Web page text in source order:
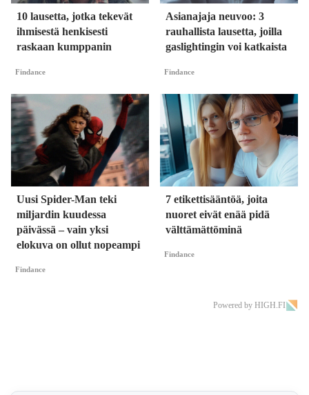
10 lausetta, jotka tekevät
ihmisestä henkisesti
raskaan kumppanin
Findance
Asianajaja neuvoo: 3
rauhallista lausetta, joilla
gaslightingin voi katkaista
Findance
Uusi Spider-Man teki
miljardin kuudessa
päivässä – vain yksi
elokuva on ollut nopeampi
Findance
7 etikettisääntöä, joita
nuoret eivät enää pidä
välttämättöminä
Findance
Powered by HIGH.FI